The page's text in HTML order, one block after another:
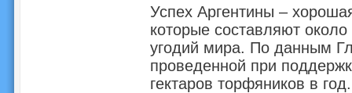
Успех Аргентины –
которые составляют
угодий мира. По данным
проведенной при
гектаров торфяников в год.